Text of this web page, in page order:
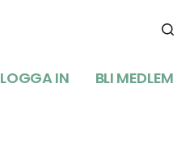
LOGGA IN BLI MEDLEM